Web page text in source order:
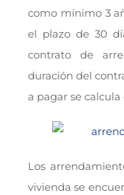
como mínimo 3
el plazo de 30
contrato de
duración del
a pagar se
Los
vivienda se